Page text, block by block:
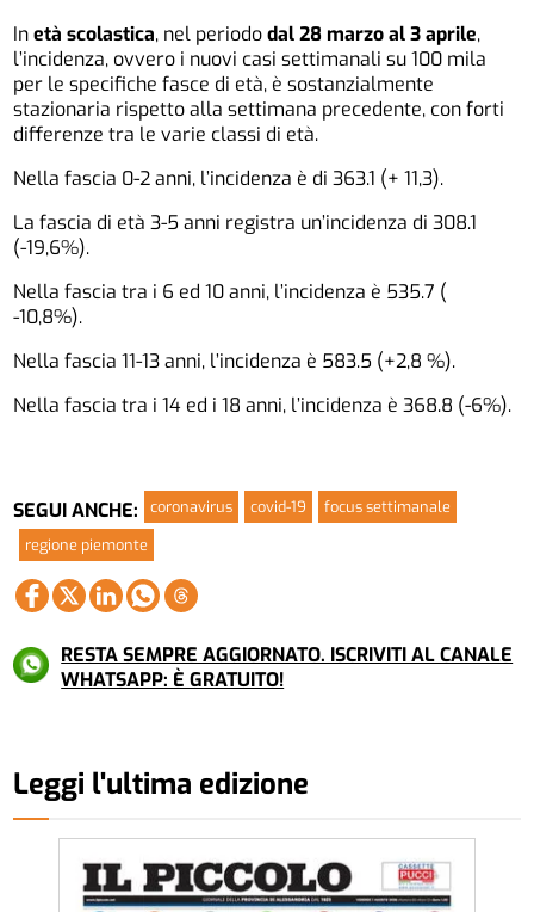
Inetà scolastica, nel periododal 28 marzo al 3 aprile,
l’incidenza, ovvero i nuovi casi settimanali su 100 mila
per le specifiche fasce di età, è sostanzialmente
stazionaria rispetto alla settimana precedente, con forti
differenze tra le varie classi di età.
Nella fascia 0-2 anni, l’incidenza è di 363.1 (+ 11,3).
La fascia di età 3-5 anni registra un’incidenza di 308.1
(-19,6%).
Nella fascia tra i 6 ed 10 anni, l’incidenza è 535.7 (
-10,8%).
Nella fascia 11-13 anni, l’incidenza è 583.5 (+2,8 %).
Nella fascia tra i 14 ed i 18 anni, l’incidenza è 368.8 (-6%).
SEGUI ANCHE: coronavirus covid-19
focus settimanale
regione piemonte
RESTA SEMPRE AGGIORNATO. ISCRIVITI AL CANALE
WHATSAPP: È GRATUITO!
Leggi l'ultima edizione